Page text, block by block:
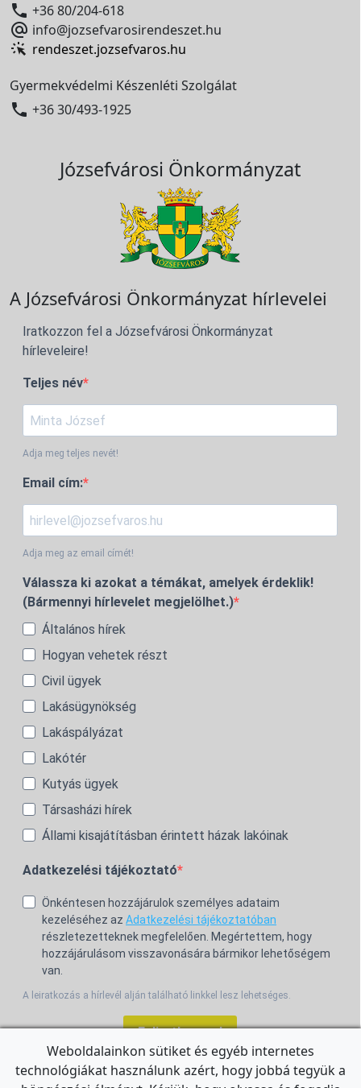
 +36 80/204-618
 info@jozsefvarosirendeszet.hu
rendeszet.jozsefvaros.hu
Gyermekvédelmi Készenléti Szolgálat
 +36 30/493-1925
Józsefvárosi Önkormányzat
A Józsefvárosi Önkormányzat hírlevelei
Iratkozzon fel a Józsefvárosi Önkormányzat
hírleveleire!
Teljes név
Adja meg teljes nevét!
Email cím:
Adja meg az email címét!
Válassza ki azokat a témákat, amelyek érdeklik!
(Bármennyi hírlevelet megjelölhet.)
Általános hírek
Hogyan vehetek részt
Civil ügyek
Lakásügynökség
Lakáspályázat
Lakótér
Kutyás ügyek
Társasházi hírek
Állami kisajátításban érintett házak lakóinak
Adatkezelési tájékoztató
Önkéntesen hozzájárulok személyes adataim
kezeléséhez az Adatkezelési tájékoztatóban
részletezetteknek megfelelően. Megértettem, hogy
hozzájárulásom visszavonására bármikor lehetőségem
van.
A leiratkozás a hírlevél alján található linkkel lesz lehetséges.
Feliratkozom!
Weboldalainkon sütiket és egyéb internetes
technológiákat használunk azért, hogy jobbá tegyük a